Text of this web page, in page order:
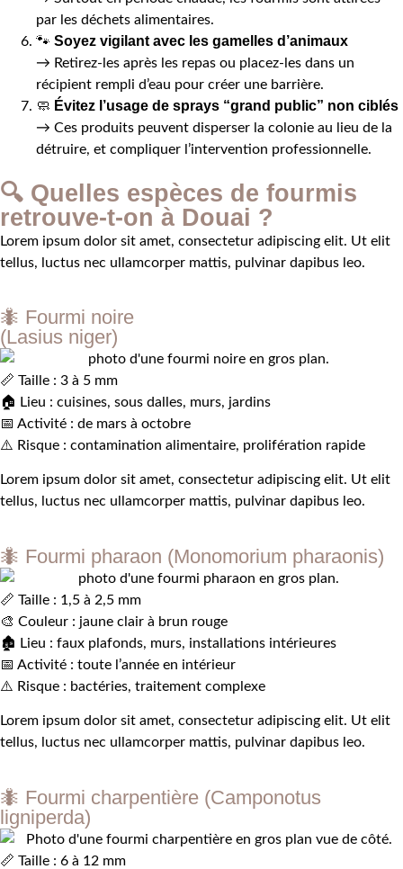
par les déchets alimentaires.
🐾 Soyez vigilant avec les gamelles d’animaux
→ Retirez-les après les repas ou placez-les dans un
récipient rempli d’eau pour créer une barrière.
🧼 Évitez l’usage de sprays “grand public” non ciblés
→ Ces produits peuvent disperser la colonie au lieu de la
détruire, et compliquer l’intervention professionnelle.
🔍 Quelles espèces de fourmis
retrouve-t-on à Douai ?
Lorem ipsum dolor sit amet, consectetur adipiscing elit. Ut elit
tellus, luctus nec ullamcorper mattis, pulvinar dapibus leo.
🐜 Fourmi noire
(Lasius niger)
📏 Taille : 3 à 5 mm
🏠 Lieu : cuisines, sous dalles, murs, jardins
📅 Activité : de mars à octobre
⚠️ Risque : contamination alimentaire, prolifération rapide
Lorem ipsum dolor sit amet, consectetur adipiscing elit. Ut elit
tellus, luctus nec ullamcorper mattis, pulvinar dapibus leo.
🐜 Fourmi pharaon (Monomorium pharaonis)
📏 Taille : 1,5 à 2,5 mm
🎨 Couleur : jaune clair à brun rouge
🏚️ Lieu : faux plafonds, murs, installations intérieures
📅 Activité : toute l’année en intérieur
⚠️ Risque : bactéries, traitement complexe
Lorem ipsum dolor sit amet, consectetur adipiscing elit. Ut elit
tellus, luctus nec ullamcorper mattis, pulvinar dapibus leo.
🐜 Fourmi charpentière (Camponotus
ligniperda)
📏 Taille : 6 à 12 mm